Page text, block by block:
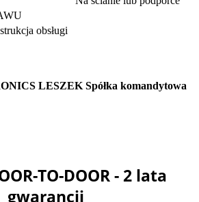
obsługi
LESZEK Spółka komandytowa
TO-DOOR - 2 lata
gwarancji